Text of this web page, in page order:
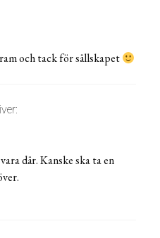
och tack för sällskapet
där. Kanske ska ta en